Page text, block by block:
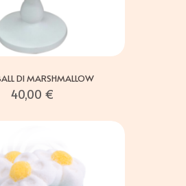
DI MARSHMALLOW
40,00 €